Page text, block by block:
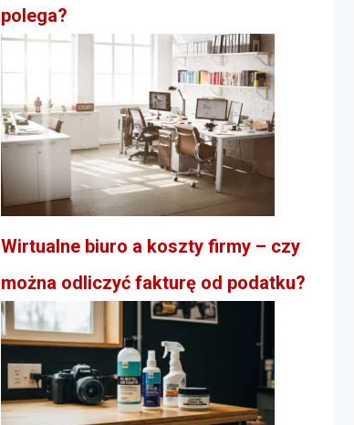
polega?
Wirtualne biuro a koszty firmy – czy
można odliczyć fakturę od podatku?